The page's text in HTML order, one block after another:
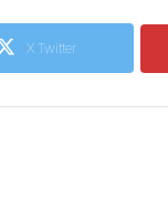
X Twitter